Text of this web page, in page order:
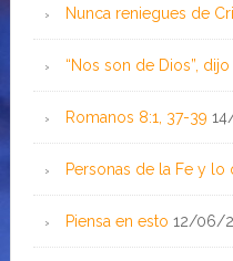
Nunca reniegues de
“Nos son de Dios”,
Romanos 8:1, 37-39
Personas de la Fe y lo
Piensa en esto 12/06/